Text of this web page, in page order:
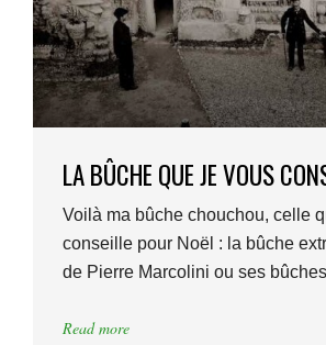
LA BÛCHE QUE JE VOUS
Voilà ma bûche chouchou, celle
conseille pour Noël : la bûche
de Pierre Marcolini ou ses
Read more